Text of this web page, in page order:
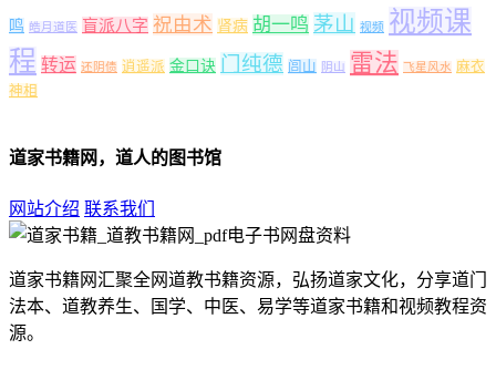
鸣 皓月道医 盲派八字 祝由术 肾病 胡一鸣 茅山 视频 视频课
程 转运 还阴债 逍遥派 金口诀 门纯德 闾山 阴山 雷法 飞星风水 麻衣
神相
道家书籍网，道人的图书馆
网站介绍 联系我们
道家书籍网汇聚全网道教书籍资源，弘扬道家文化，分享道门
法本、道教养生、国学、中医、易学等道家书籍和视频教程资
源。